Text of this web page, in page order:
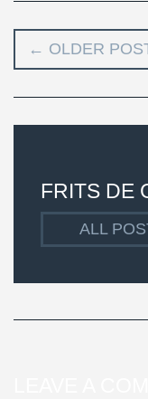
← OLDER
FRITS DE
ALL